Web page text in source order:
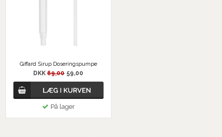
Giffard Sirup Doseringspumpe
DKK69,00 59,00
På lager